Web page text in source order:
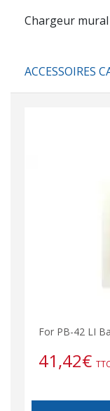
Chargeur
ACCESSOIRES
For PB-42 LI
41,42€ TTC